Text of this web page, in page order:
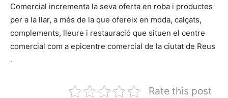
Comercial incrementa la seva oferta en roba i productes
per a la llar, a més de la que ofereix en moda, calçats,
complements, lleure i restauració que situen el centre
comercial com a epicentre comercial de la ciutat de Reus
.
Rate this post